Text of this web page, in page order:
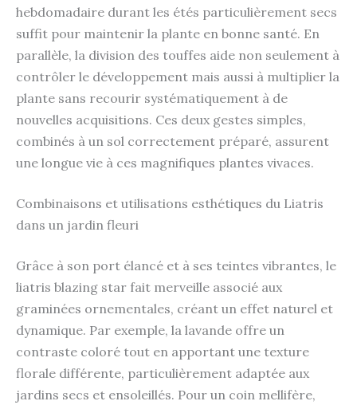
hebdomadaire durant les étés particulièrement secs
suffit pour maintenir la plante en bonne santé. En
parallèle, la division des touffes aide non seulement à
contrôler le développement mais aussi à multiplier la
plante sans recourir systématiquement à de
nouvelles acquisitions. Ces deux gestes simples,
combinés à un sol correctement préparé, assurent
une longue vie à ces magnifiques plantes vivaces.
Combinaisons et utilisations esthétiques du Liatris
dans un jardin fleuri
Grâce à son port élancé et à ses teintes vibrantes, le
liatris blazing star fait merveille associé aux
graminées ornementales, créant un effet naturel et
dynamique. Par exemple, la lavande offre un
contraste coloré tout en apportant une texture
florale différente, particulièrement adaptée aux
jardins secs et ensoleillés. Pour un coin mellifère,